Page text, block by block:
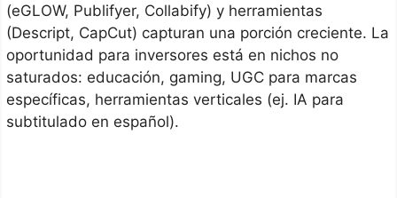
(eGLOW, Publifyer, Collabify) y herramientas
(Descript, CapCut) capturan una porción creciente. La
oportunidad para inversores está en nichos no
saturados: educación, gaming, UGC para marcas
específicas, herramientas verticales (ej. IA para
subtitulado en español).